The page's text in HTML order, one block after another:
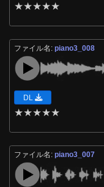
★★★★★
ファイル名:piano3_008
DL
★★★★★
ファイル名:piano3_007